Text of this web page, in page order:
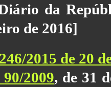
da
de 2016]
2015 de 20
2009, de 31